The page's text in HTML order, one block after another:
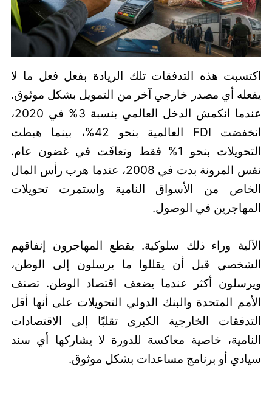
اكتسبت هذه التدفقات تلك الريادة بفعل فعل ما لا
يفعله أي مصدر خارجي آخر من التمويل بشكل موثوق.
عندما انكمش الدخل العالمي بنسبة 3% في 2020،
انخفضت FDI العالمية بنحو 42%، بينما هبطت
التحويلات بنحو 1% فقط وتعافَت في غضون عام.
نفس المرونة بدت في 2008، عندما هرب رأس المال
الخاص من الأسواق النامية واستمرت تحويلات
المهاجرين في الوصول.
الآلية وراء ذلك سلوكية. يقطع المهاجرون إنفاقهم
الشخصي قبل أن يقللوا ما يرسلون إلى الوطن،
ويرسلون أكثر عندما يضعف اقتصاد الوطن. تصنف
الأمم المتحدة والبنك الدولي التحويلات على أنها أقل
التدفقات الخارجية الكبرى تقلبًا إلى الاقتصادات
النامية، خاصية معاكسة للدورة لا يشاركها أي سند
سيادي أو برنامج مساعدات بشكل موثوق.